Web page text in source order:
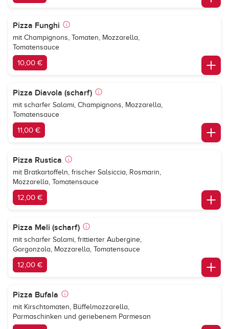
Pizza Funghi
mit Champignons, Tomaten, Mozzarella,
Tomatensauce
10,00 €
Pizza Diavola (scharf)
mit scharfer Salami, Champignons, Mozzarella,
Tomatensauce
11,00 €
Pizza Rustica
mit Bratkartoffeln, frischer Salsiccia, Rosmarin,
Mozzarella, Tomatensauce
12,00 €
Pizza Meli (scharf)
mit scharfer Salami, frittierter Aubergine,
Gorgonzola, Mozzarella, Tomatensauce
12,00 €
Pizza Bufala
mit Kirschtomaten, Büffelmozzarella,
Parmaschinken und geriebenem Parmesan